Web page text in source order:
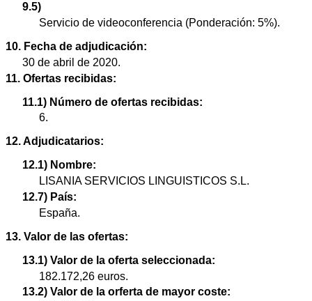
9.5)
Servicio de videoconferencia (Ponderación: 5%).
10. Fecha de adjudicación:
30 de abril de 2020.
11. Ofertas recibidas:
11.1) Número de ofertas recibidas:
6.
12. Adjudicatarios:
12.1) Nombre:
LISANIA SERVICIOS LINGUISTICOS S.L.
12.7) País:
España.
13. Valor de las ofertas:
13.1) Valor de la oferta seleccionada:
182.172,26 euros.
13.2) Valor de la orferta de mayor coste: